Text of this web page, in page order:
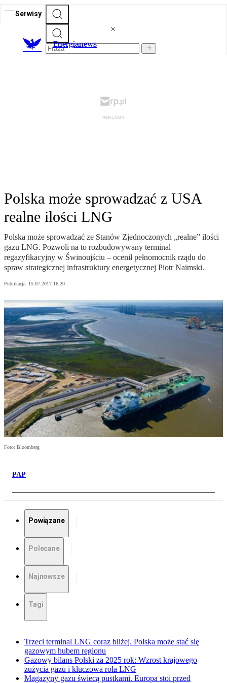
Serwisy
Energianews
Polska może sprowadzać z USA
realne ilości LNG
Polska może sprowadzać ze Stanów Zjednoczonych „realne” ilości
gazu LNG. Pozwoli na to rozbudowywany terminal
regazyfikacyjny w Świnoujściu – ocenił pełnomocnik rządu do
spraw strategicznej infrastruktury energetycznej Piotr Naimski.
Publikacja: 15.07.2017 16:20
Foto: Bloomberg
PAP
Powiązane
Polecane
Najnowsze
Tagi
Trzeci terminal LNG coraz bliżej. Polska może stać się
gazowym hubem regionu
Gazowy bilans Polski za 2025 rok: Wzrost krajowego
zużycia gazu i kluczowa rola LNG
Magazyny gazu świecą pustkami. Europa stoi przed